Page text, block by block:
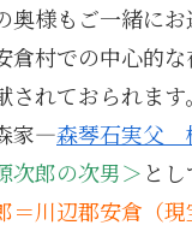
様もご一緒にお
村での中心的
れておられます。
家―森琴石実父
次郎の次男＞ とし
＝川辺郡安倉（